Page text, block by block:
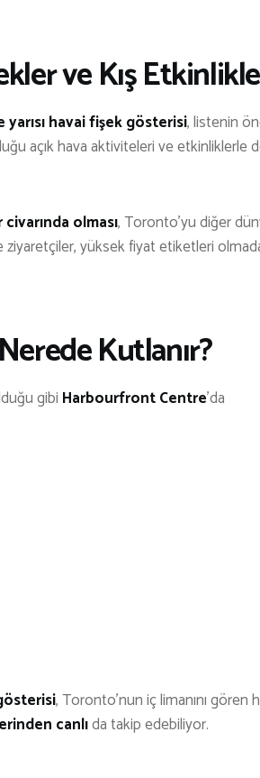
ve Kış
havai fişek gösterisi, listenin
açık hava aktiviteleri ve etkinliklerle
olması, Toronto’yu diğer
ziyaretçiler, yüksek fiyat etiketleri
Kutlanır?
gibi Harbourfront Centre’da
, Toronto’nun iç limanını gören
canlıda takip edebiliyor.